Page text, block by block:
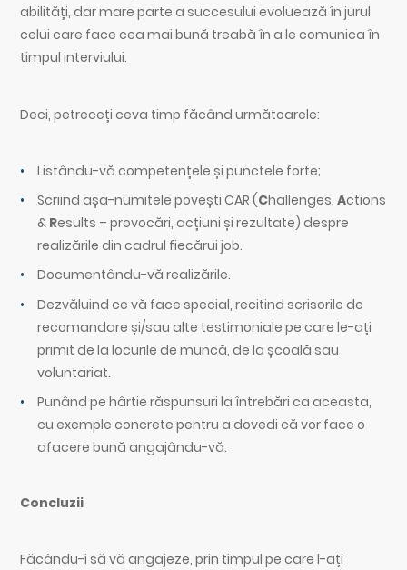
abilități, dar mare parte a succesului evoluează în jurul
celui care face cea mai bună treabă în a le comunica în
timpul interviului.
Deci, petreceți ceva timp făcând următoarele:
Listându-vă competențele și punctele forte;
Scriind așa-numitele povești CAR (Challenges, Actions
& Results – provocări, acțiuni și rezultate) despre
realizările din cadrul fiecărui job.
Documentându-vă realizările.
Dezvăluind ce vă face special, recitind scrisorile de
recomandare și/sau alte testimoniale pe care le-ați
primit de la locurile de muncă, de la școală sau
voluntariat.
Punând pe hârtie răspunsuri la întrebări ca aceasta,
cu exemple concrete pentru a dovedi că vor face o
afacere bună angajându-vă.
Concluzii
Făcându-i să vă angajeze, prin timpul pe care l-ați